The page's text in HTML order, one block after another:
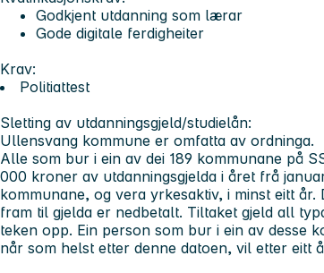
Godkjent utdanning som lærar
Gode digitale ferdigheiter
Krav:
Politiattest
Sletting av utdanningsgjeld/studielån:
Ullensvang kommune er omfatta av ordninga.
Alle som bur i ein av dei 189 kommunane på
000 kroner av utdanningsgjelda i året frå
kommunane, og vera yrkesaktiv, i minst eitt
fram til gjelda er nedbetalt. Tiltaket gjeld all
teken opp. Ein person som bur i ein av desse
når som helst etter denne datoen, vil etter eitt